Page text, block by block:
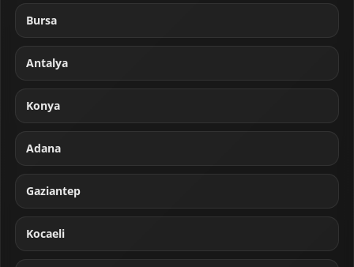
Bursa
Antalya
Konya
Adana
Gaziantep
Kocaeli